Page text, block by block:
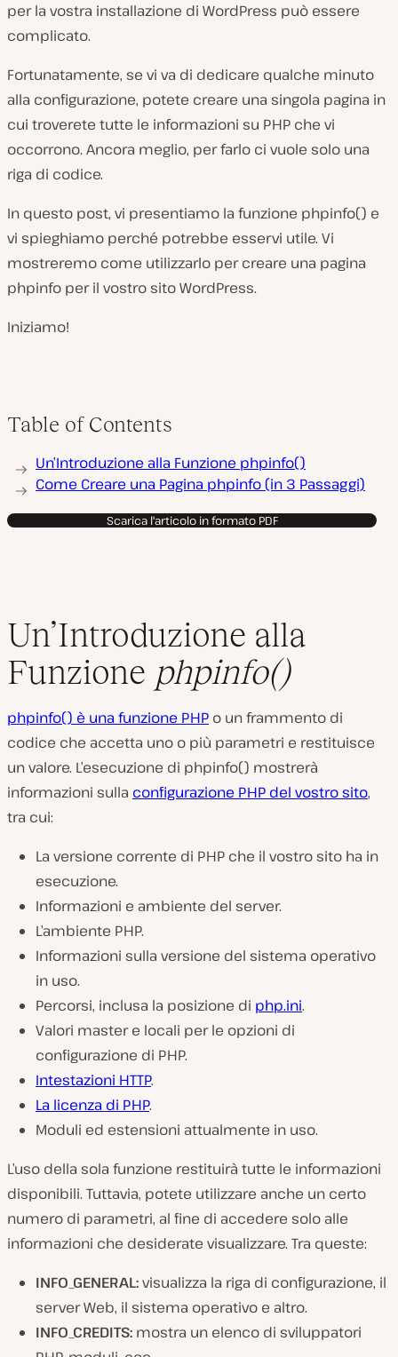
per la vostra installazione di WordPress può essere
complicato.
Fortunatamente, se vi va di dedicare qualche minuto
alla configurazione, potete creare una singola pagina in
cui troverete tutte le informazioni su PHP che vi
occorrono. Ancora meglio, per farlo ci vuole solo una
riga di codice.
In questo post, vi presentiamo la funzione phpinfo() e
vi spieghiamo perché potrebbe esservi utile. Vi
mostreremo come utilizzarlo per creare una pagina
phpinfo per il vostro sito WordPress.
Iniziamo!
Table of Contents
Un’Introduzione alla Funzione phpinfo()
Come Creare una Pagina phpinfo (in 3 Passaggi)
Scarica l'articolo in formato PDF
Un’Introduzione alla
Funzione phpinfo()
phpinfo() è una funzione PHP o un frammento di
codice che accetta uno o più parametri e restituisce
un valore. L’esecuzione di phpinfo() mostrerà
informazioni sulla configurazione PHP del vostro sito,
tra cui:
La versione corrente di PHP che il vostro sito ha in
esecuzione.
Informazioni e ambiente del server.
L’ambiente PHP.
Informazioni sulla versione del sistema operativo
in uso.
Percorsi, inclusa la posizione di php.ini.
Valori master e locali per le opzioni di
configurazione di PHP.
Intestazioni HTTP.
La licenza di PHP.
Moduli ed estensioni attualmente in uso.
L’uso della sola funzione restituirà tutte le informazioni
disponibili. Tuttavia, potete utilizzare anche un certo
numero di parametri, al fine di accedere solo alle
informazioni che desiderate visualizzare. Tra queste:
INFO_GENERAL:visualizza la riga di configurazione, il
server Web, il sistema operativo e altro.
INFO_CREDITS: mostra un elenco di sviluppatori